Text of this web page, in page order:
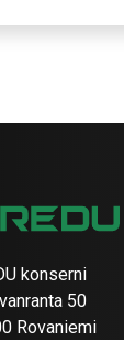
konserni
50
Rovaniemi